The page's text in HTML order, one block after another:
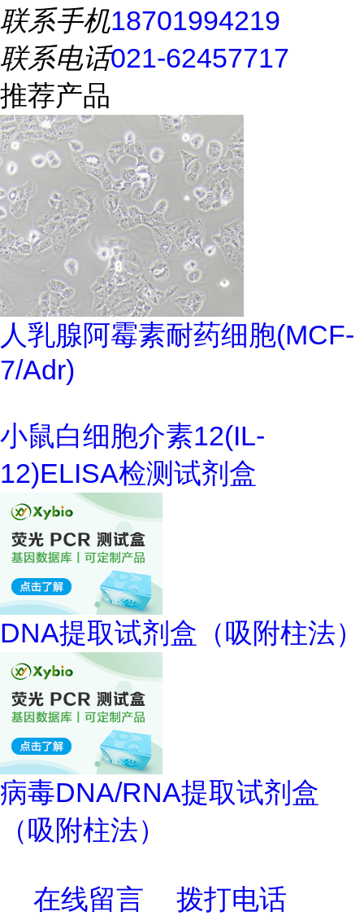
联系手机18701994219
联系电话021-62457717
推荐产品
人乳腺阿霉素耐药细胞(MCF-
7/Adr)
小鼠白细胞介素12(IL-
12)ELISA检测试剂盒
DNA提取试剂盒（吸附柱法）
病毒DNA/RNA提取试剂盒
（吸附柱法）
在线留言 拨打电话